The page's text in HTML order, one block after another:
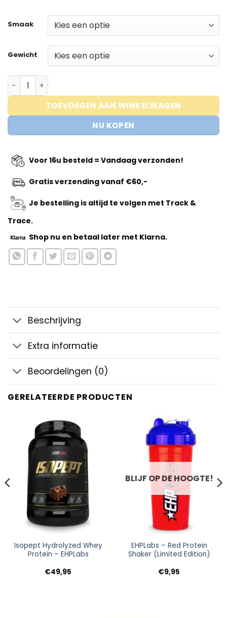
Smaak
Gewicht
Carnivor 100% Beef Protein - Musclemeds aantal
TOEVOEGEN AAN WINKELWAGEN
NU KOPEN
Voor 16u besteld = Vandaag verzonden!
Gratis verzending vanaf €60,-
Je bestelling is altijd te volgen met Track &
Trace.
Shop nu en betaal later met Klarna.
Beschrijving
Extra informatie
Beoordelingen (0)
GERELATEERDE PRODUCTEN
Isopept Hydrolyzed Whey
Protein – EHPLabs
€49,95
BLIJF OP DE HOOGTE!
EHPLabs – Red Protein
Shaker (Limited Edition)
€9,95